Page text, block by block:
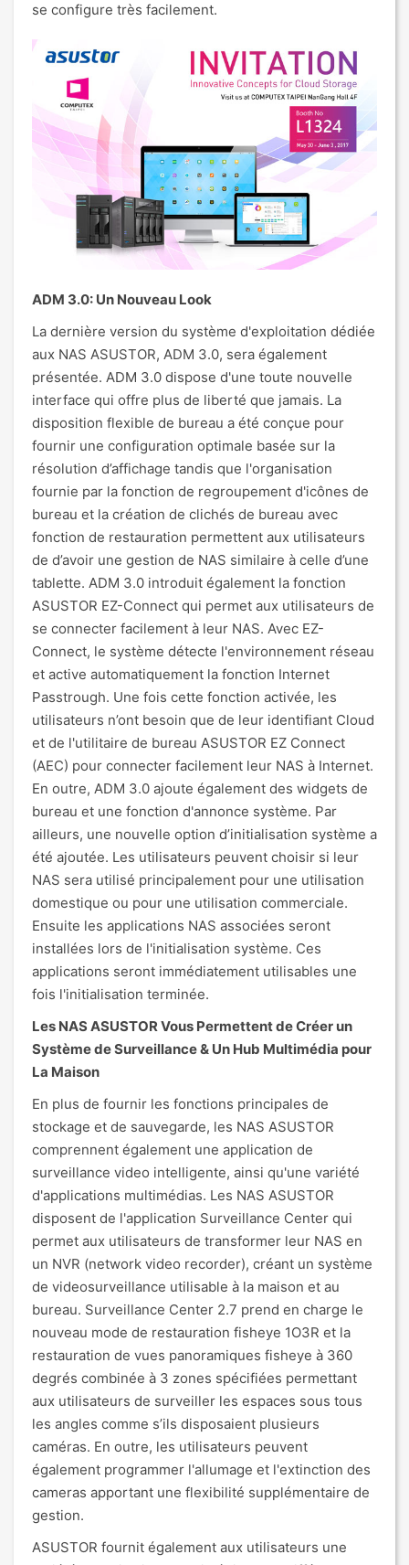
se configure très facilement.
ADM 3.0: Un Nouveau Look
La dernière version du système d'exploitation dédiée
aux NAS ASUSTOR, ADM 3.0, sera également
présentée. ADM 3.0 dispose d'une toute nouvelle
interface qui offre plus de liberté que jamais. La
disposition flexible de bureau a été conçue pour
fournir une configuration optimale basée sur la
résolution d’affichage tandis que l'organisation
fournie par la fonction de regroupement d'icônes de
bureau et la création de clichés de bureau avec
fonction de restauration permettent aux utilisateurs
de d’avoir une gestion de NAS similaire à celle d’une
tablette. ADM 3.0 introduit également la fonction
ASUSTOR EZ-Connect qui permet aux utilisateurs de
se connecter facilement à leur NAS. Avec EZ-
Connect, le système détecte l'environnement réseau
et active automatiquement la fonction Internet
Passtrough. Une fois cette fonction activée, les
utilisateurs n’ont besoin que de leur identifiant Cloud
et de l'utilitaire de bureau ASUSTOR EZ Connect
(AEC) pour connecter facilement leur NAS à Internet.
En outre, ADM 3.0 ajoute également des widgets de
bureau et une fonction d'annonce système. Par
ailleurs, une nouvelle option d’initialisation système a
été ajoutée. Les utilisateurs peuvent choisir si leur
NAS sera utilisé principalement pour une utilisation
domestique ou pour une utilisation commerciale.
Ensuite les applications NAS associées seront
installées lors de l'initialisation système. Ces
applications seront immédiatement utilisables une
fois l'initialisation terminée.
Les NAS ASUSTOR Vous Permettent de Créer un
Système de Surveillance & Un Hub Multimédia pour
La Maison
En plus de fournir les fonctions principales de
stockage et de sauvegarde, les NAS ASUSTOR
comprennent également une application de
surveillance video intelligente, ainsi qu'une variété
d'applications multimédias. Les NAS ASUSTOR
disposent de l'application Surveillance Center qui
permet aux utilisateurs de transformer leur NAS en
un NVR (network video recorder), créant un système
de videosurveillance utilisable à la maison et au
bureau. Surveillance Center 2.7 prend en charge le
nouveau mode de restauration fisheye 1O3R et la
restauration de vues panoramiques fisheye à 360
degrés combinée à 3 zones spécifiées permettant
aux utilisateurs de surveiller les espaces sous tous
les angles comme s’ils disposaient plusieurs
caméras. En outre, les utilisateurs peuvent
également programmer l'allumage et l'extinction des
cameras apportant une flexibilité supplémentaire de
gestion.
ASUSTOR fournit également aux utilisateurs une